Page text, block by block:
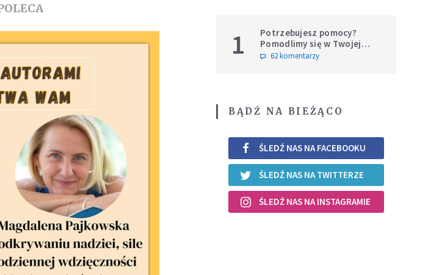
1
Potrzebujesz pomocy?
Pomodlimy się w Twojej
intencji
62 komentarzy
BĄDŹ NA BIEŻĄCO
ŚLEDŹ NAS NA FACEBOOKU
ŚLEDŹ NAS NA TWITTERZE
ŚLEDŹ NAS NA INSTAGRAMIE